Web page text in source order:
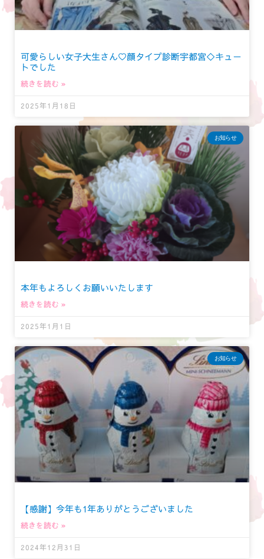
可愛らしい女子大生さん♡顔タイプ診断宇都宮◇キュー
トでした
続きを読む »
2025年1月18日
お知らせ
本年もよろしくお願いいたします
続きを読む »
2025年1月1日
お知らせ
【感謝】今年も1年ありがとうございました
続きを読む »
2024年12月31日